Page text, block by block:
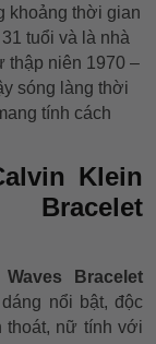
khoảng thời gian
tuổi và là nhà
thập niên 1970 –
sóng làng thời
tính cách
Klein
Bracelet
nổi bật, độc
thoát, nữ tính với